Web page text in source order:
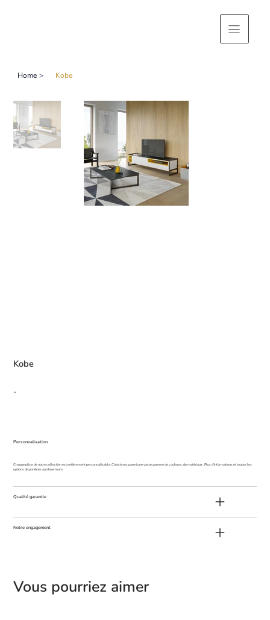
Home > Kobe
Kobe
-
Personnalisation
Chaque pièce de notre collection est entièrement personnalisable. Choisissez parmi une vaste gamme de couleurs, de matériaux . Plus d'informations et toutes les
options disponibles au showroom.
Qualité garantie
Notre engagement
Vous pourriez aimer